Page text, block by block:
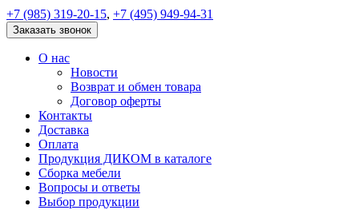
+7 (985) 319-20-15, +7 (495) 949-94-31
Заказать звонок
О нас
Новости
Возврат и обмен товара
Договор оферты
Контакты
Доставка
Оплата
Продукция ДИКОМ в каталоге
Сборка мебели
Вопросы и ответы
Выбор продукции